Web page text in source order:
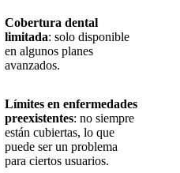
Cobertura dental
limitada: solo disponible
en algunos planes
avanzados.
Límites en enfermedades
preexistentes: no siempre
están cubiertas, lo que
puede ser un problema
para ciertos usuarios.